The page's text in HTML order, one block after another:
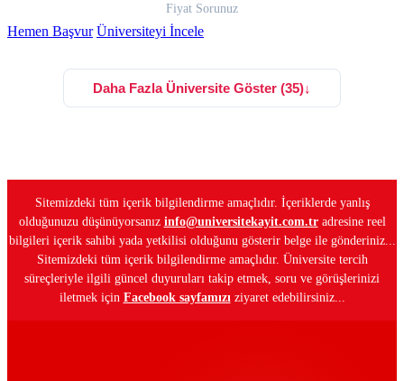
Fiyat Sorunuz
Hemen Başvur Üniversiteyi İncele
Daha Fazla Üniversite Göster (35)↓
Sitemizdeki tüm içerik bilgilendirme amaçlıdır. İçeriklerde yanlış
olduğunuzu düşünüyorsanız info@universitekayit.com.tradresine reel
bilgileri içerik sahibi yada yetkilisi olduğunu gösterir belge ile gönderiniz...
Sitemizdeki tüm içerik bilgilendirme amaçlıdır. Üniversite tercih
süreçleriyle ilgili güncel duyuruları takip etmek, soru ve görüşlerinizi
iletmek için Facebook sayfamızı ziyaret edebilirsiniz...